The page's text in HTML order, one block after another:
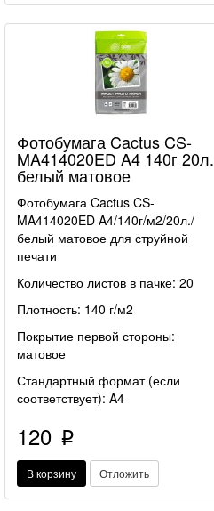
Фотобумага Cactus CS-
MA414020ED A4 140г 20л.
белый матовое
Фотобумага Cactus CS-
MA414020ED A4/140г/м2/20л./
белый матовое для струйной
печати
Количество листов в пачке: 20
Плотность: 140 г/м2
Покрытие первой стороны:
матовое
Стандартный формат (если
соответствует): A4
120 p
В корзину Отложить